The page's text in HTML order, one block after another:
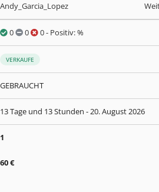
Andy_Garcia_Lopez
0 0 0- Positiv: %
VERKAUFE
GEBRAUCHT
13 Tage und 13 Stunden - 20. August 2026
1
60 €